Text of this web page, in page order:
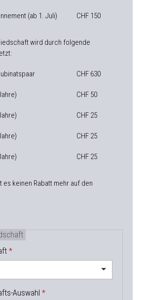
(ab 1. Juli) CHF 150
wird durch folgende
CHF 630
CHF 50
CHF 25
CHF 25
CHF 25
es keinen Rabatt mehr auf den
Auswahl